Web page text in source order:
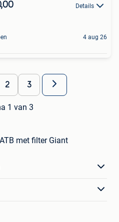
Details
4 aug 26
2 3
1 van 3
met filter Giant